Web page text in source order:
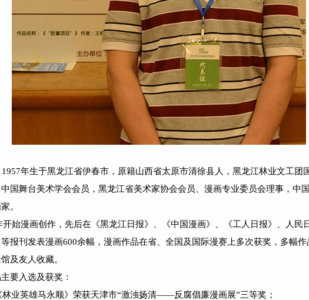
年生于黑龙江省伊春市，原籍山西省太原市清徐县人，黑龙江林业文工团
国舞台美术学会会员，黑龙江省美术家协会会员、漫画专业委员会理事，中
。
始漫画创作，先后在《黑龙江日报》、《中国漫画》、《工人日报》、人民
报刊发表漫画600余幅，漫画作品在省、全国及国际漫赛上多次获奖，多幅作
及友人收藏。
要入选及获奖：
林业英雄马永顺》荣获天津市“激浊扬清——反腐倡廉漫画展”三等奖；